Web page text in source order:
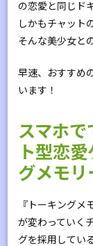
の恋愛と同じド
しかもチャット
そんな美少女と
早速、おすすめ
います！
スマホ
ト型恋
グメモリ
『トーキング
が変わっていく
グを採用してい